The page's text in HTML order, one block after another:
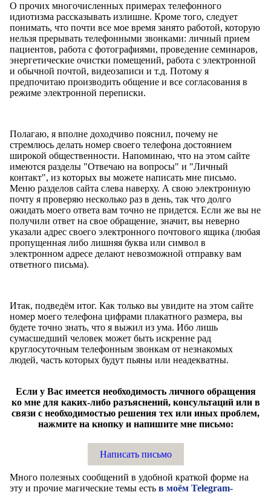
О прочих многочисленных примерах телефонного
идиотизма рассказывать излишне. Кроме того, следует
понимать, что почти все мое время занято работой, которую
нельзя прерывать телефонными звонками: личный прием
пациентов, работа с фотографиями, проведение семинаров,
энергетические очистки помещений, работа с электронной
и обычной почтой, видеозаписи и т.д. Потому я
предпочитаю производить общение и все согласования в
режиме электронной переписки.
Полагаю, я вполне доходчиво пояснил, почему не
стремлюсь делать номер своего телефона достоянием
широкой общественности. Напоминаю, что на этом сайте
имеются разделы "Отвечаю на вопросы" и "Личный
контакт", из которых вы можете написать мне письмо.
Меню разделов сайта слева наверху. А свою электронную
почту я проверяю несколько раз в день, так что долго
ожидать моего ответа вам точно не придется. Если же вы не
получили ответ на свое обращение, значит, вы неверно
указали адрес своего электронного почтового ящика (любая
пропущенная либо лишняя буква или символ в
электронном адресе делают невозможной отправку вам
ответного письма).
Итак, подведём итог. Как только вы увидите на этом сайте
номер моего телефона цифрами плакатного размера, вы
будете точно знать, что я выжил из ума. Ибо лишь
сумасшедший человек может быть искренне рад
круглосуточным телефонным звонкам от незнакомых
людей, часть которых будут пьяны или неадекватны.
Если у Вас имеется необходимость личного обращения
ко мне для каких-либо разъяснений, консультаций или в
связи с необходимостью решения тех или иных проблем,
нажмите на кнопку и напишите мне письмо:
Написать письмо
Много полезных сообщений в удобной краткой форме на
эту и прочие магические темы есть в моём Telegram-